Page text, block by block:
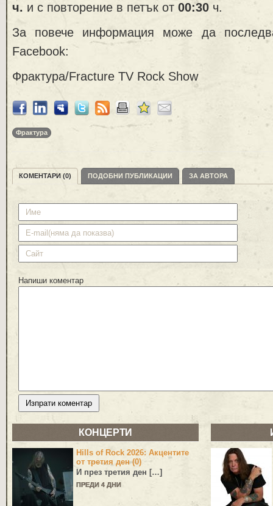
ч. и с повторение в петък от 00:30 ч.
За повече информация може да
Facebook:
Фрактурa/Fracture TV Rock Show
Фрактура
КОМЕНТАРИ (0) ПОДОБНИ ПУБЛИКАЦИИ ЗА АВТОРА
Напиши коментар
КОНЦЕРТИ
Hills of Rock 2026: Акцентите
от третия ден (0)
И през третия ден […]
ПРЕДИ 4 ДНИ